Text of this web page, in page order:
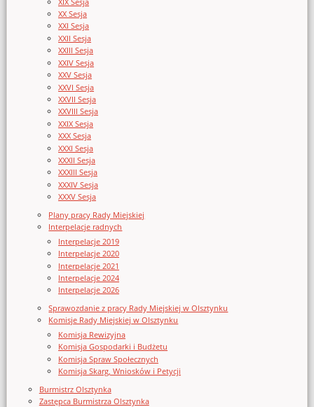
XX Sesja
XXI Sesja
XXII Sesja
XXIII Sesja
XXIV Sesja
XXV Sesja
XXVI Sesja
XXVII Sesja
XXVIII Sesja
XXIX Sesja
XXX Sesja
XXXI Sesja
XXXII Sesja
XXXIII Sesja
XXXIV Sesja
XXXV Sesja
Plany pracy Rady Miejskiej
Interpelacje radnych
Interpelacje 2019
Interpelacje 2020
Interpelacje 2021
Interpelacje 2024
Interpelacje 2026
Sprawozdanie z pracy Rady Miejskiej w Olsztynku
Komisje Rady Miejskiej w Olsztynku
Komisja Rewizyjna
Komisja Gospodarki i Budżetu
Komisja Spraw Społecznych
Komisja Skarg, Wniosków i Petycji
Burmistrz Olsztynka
Zastępca Burmistrza Olsztynka